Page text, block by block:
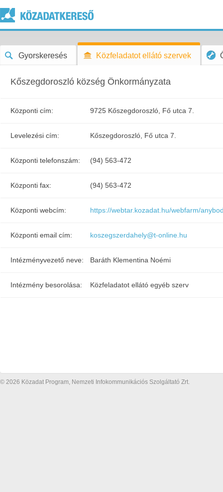
Gyorskeresés Közfeladatot ellátó szervek
Kőszegdoroszló község Önkormányzata
Központi cím: 9725 Kőszegdoroszló, Fő utca 7.
Levelezési cím: Kőszegdoroszló, Fő utca 7.
Központi telefonszám: (94) 563-472
Központi fax: (94) 563-472
Központi webcím: https://webtar.kozadat.hu/webfarm/
Központi email cím: koszegszerdahely@t-online.hu
Intézményvezető neve: Baráth Klementina Noémi
Intézmény besorolása: Közfeladatot ellátó egyéb szerv
© 2026 Közadat Program, Nemzeti Infokommunikációs Szolgáltató Zrt.